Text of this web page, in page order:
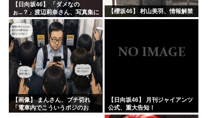
【日向坂46】 「ダメなの
ぉ...？」渡辺莉奈さん、写真集に
興味津々
【櫻坂46】 村山美羽、情報解禁
【画像】 まんさん、ブチ切れ
「電車内でこういうポジのお
【日向坂46】 月刊ジャイアンツ
公式、重大告知！